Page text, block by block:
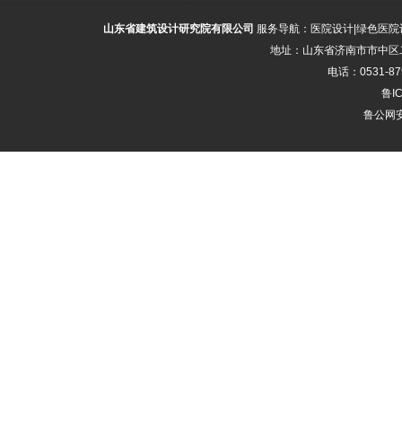
山东省建筑设计研究院有限公司 服务导航： 医院设计 绿色医院
地址：山东省济南市市中
电话：0531-
鲁
鲁公网